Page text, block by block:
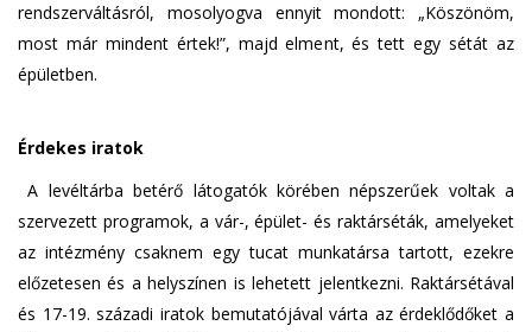
rendszerváltásról, mosolyogva ennyit mondott: „Köszönöm,
most már mindent értek!”, majd elment, és tett egy sétát az
épületben.
Érdekes iratok
A levéltárba betérő látogatók körében népszerűek voltak a
szervezett programok, a vár-, épület- és raktárséták, amelyeket
az intézmény csaknem egy tucat munkatársa tartott, ezekre
előzetesen és a helyszínen is lehetett jelentkezni. Raktársétával
és 17-19. századi iratok bemutatójával várta az érdeklődőket a